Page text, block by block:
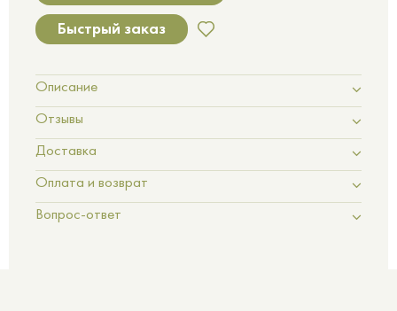
Быстрый заказ
Описание
Отзывы
Доставка
Оплата и возврат
Вопрос-ответ